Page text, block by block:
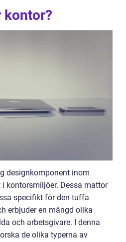
kontor?
designkomponent inom
kontorsmiljöer. Dessa mattor
specifikt för den tuffa
erbjuder en mängd olika
och arbetsgivare. I denna
de olika typerna av